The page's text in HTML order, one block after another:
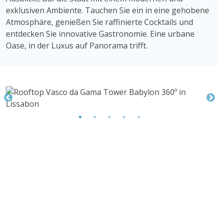
exklusiven Ambiente. Tauchen Sie ein in eine gehobene
Atmosphäre, genießen Sie raffinierte Cocktails und
entdecken Sie innovative Gastronomie. Eine urbane
Oase, in der Luxus auf Panorama trifft.